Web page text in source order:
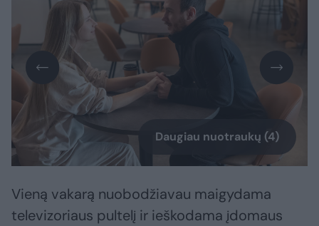
Daugiau nuotraukų (4)
Vieną vakarą nuobodžiavau maigydama
televizoriaus pultelį ir ieškodama įdomaus